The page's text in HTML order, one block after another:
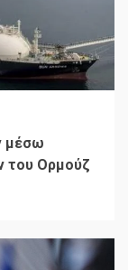
μέσω
του Ορμούζ